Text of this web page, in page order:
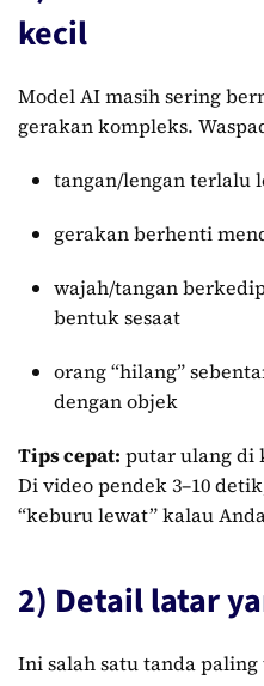
kecil
Model AI masih sering
gerakan kompleks.
tangan/lengan terlalu
gerakan berhenti
wajah/tangan
bentuk sesaat
orang “hilang”
dengan objek
Tips cepat: putar ulang di
Di video pendek 3–10
“keburu lewat” kalau
2) Detail latar
Ini salah satu tanda paling